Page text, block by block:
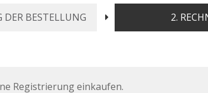
DER BESTELLUNG 2.
Registrierung einkaufen.